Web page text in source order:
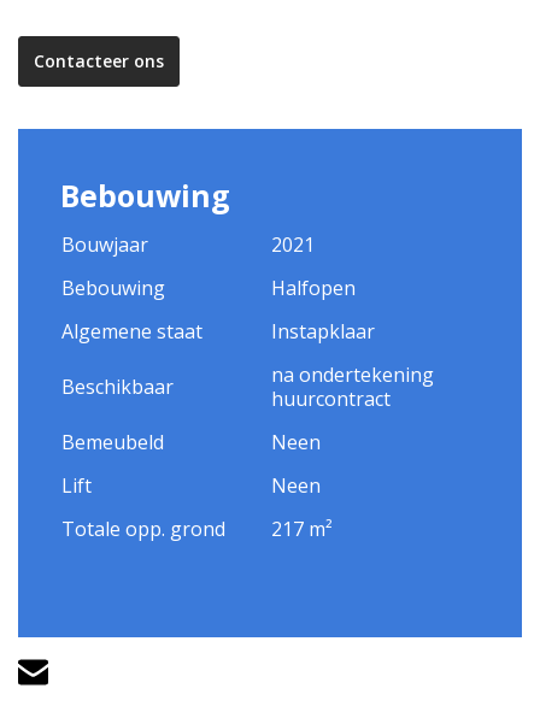
Contacteer ons
Bebouwing
Bouwjaar
2021
Bebouwing
Halfopen
Algemene staat
Instapklaar
Beschikbaar
na ondertekening
huurcontract
Bemeubeld
Neen
Lift
Neen
Totale opp. grond
217 m²